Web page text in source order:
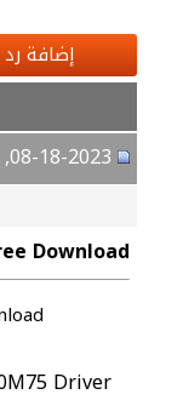
إضافة رد
Download
Driver